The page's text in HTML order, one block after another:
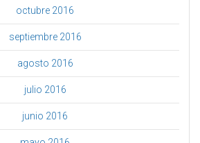
octubre 2016
septiembre 2016
agosto 2016
julio 2016
junio 2016